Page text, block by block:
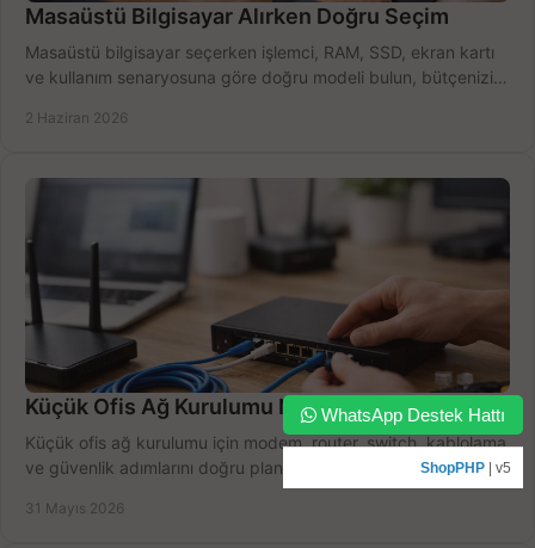
Masaüstü Bilgisayar Alırken Doğru Seçim
Masaüstü bilgisayar seçerken işlemci, RAM, SSD, ekran kartı
ve kullanım senaryosuna göre doğru modeli bulun, bütçenizi
2 Haziran 2026
Küçük Ofis Ağ Kurulumu Nasıl Yapılır?
Küçük ofis ağ kurulumu için modem, router, switch, kablolama
ve güvenlik adımlarını doğru planlayın, bütçeyi zorlamadan
31 Mayıs 2026
WhatsApp Destek Hattı
ShopPHP | v5